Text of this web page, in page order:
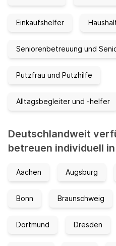
Einkaufshelfer
Seniorenbetreuung und
Putzfrau und Putzhilfe
Alltagsbegleiter und -helfer
Deutschlandweit
betreuen individuell
Aachen Augsburg
Bonn Braunschweig
Dortmund Dresden